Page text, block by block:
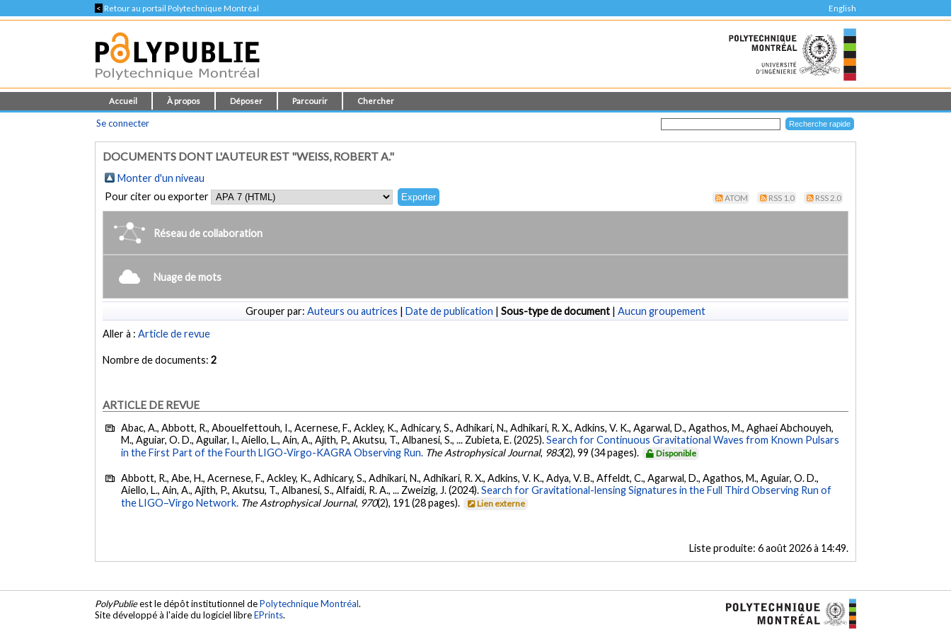
< Retour au portail Polytechnique Montréal English
Accueil À propos Déposer Parcourir Chercher
Se connecter
DOCUMENTS DONT L'AUTEUR EST "WEISS, ROBERT A."
Monter d'un niveau
Pour citer ou exporter
ATOM RSS 1.0 RSS 2.0
Réseau de collaboration
Nuage de mots
Grouper par: Auteurs ou autrices | Date de publication | Sous-type de document | Aucun groupement
Aller à :Article de revue
Nombre de documents:2
ARTICLE DE REVUE
Abac, A., Abbott, R., Abouelfettouh, I., Acernese, F., Ackley, K., Adhicary, S., Adhikari, N., Adhikari, R. X., Adkins, V. K., Agarwal, D., Agathos, M., Aghaei Abchouyeh,
M., Aguiar, O. D., Aguilar, I., Aiello, L., Ain, A., Ajith, P., Akutsu, T., Albanesi, S., ... Zubieta, E. (2025).Search for Continuous Gravitational Waves from Known Pulsars
in the First Part of the Fourth LIGO-Virgo-KAGRA Observing Run. The Astrophysical Journal, 983(2), 99 (34 pages). Disponible
Abbott, R., Abe, H., Acernese, F., Ackley, K., Adhicary, S., Adhikari, N., Adhikari, R. X., Adkins, V. K., Adya, V. B., Affeldt, C., Agarwal, D., Agathos, M., Aguiar, O. D.,
Aiello, L., Ain, A., Ajith, P., Akutsu, T., Albanesi, S., Alfaidi, R. A., ... Zweizig, J. (2024).Search for Gravitational-lensing Signatures in the Full Third Observing Run of
the LIGO–Virgo Network. The Astrophysical Journal, 970(2), 191 (28 pages). Lien externe
Liste produite: 6 août 2026 à 14:49.
PolyPublieest le dépôt institutionnel dePolytechnique Montréal.
Site développé à l'aide du logiciel libreEPrints.